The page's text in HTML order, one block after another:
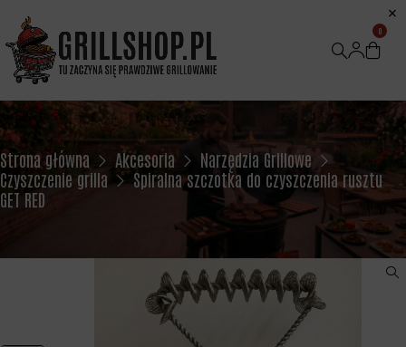
0
Strona główna Akcesoria
Narzędzia Grillowe
Czyszczenie grilla
Spiralna szczotka do czyszczenia rusztu
GET RED